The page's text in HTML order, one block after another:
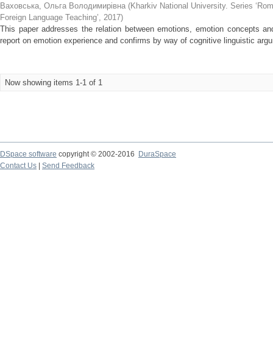
Ваховська, Ольга Володимирівна (Kharkiv National University. Series
Foreign Language Teaching’, 2017)
This paper addresses the relation between emotions, emotion concepts
report on emotion experience and confirms by way of cognitive linguistic
Now showing items 1-1 of 1
DSpace software copyright © 2002-2016
DuraSpace
Contact Us
Send Feedback